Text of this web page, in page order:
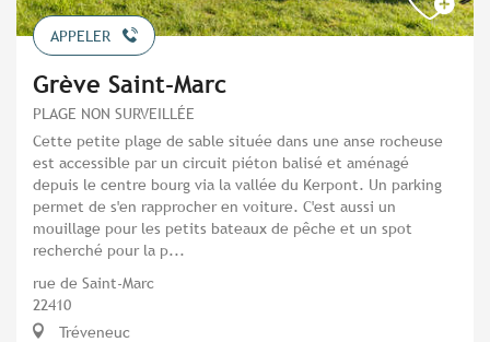
APPELER
Grève Saint-Marc
PLAGE NON SURVEILLÉE
Cette petite plage de sable située dans une anse rocheuse
est accessible par un circuit piéton balisé et aménagé
depuis le centre bourg via la vallée du Kerpont. Un parking
permet de s'en rapprocher en voiture. C'est aussi un
mouillage pour les petits bateaux de pêche et un spot
recherché pour la p...
rue de Saint-Marc
22410
Tréveneuc